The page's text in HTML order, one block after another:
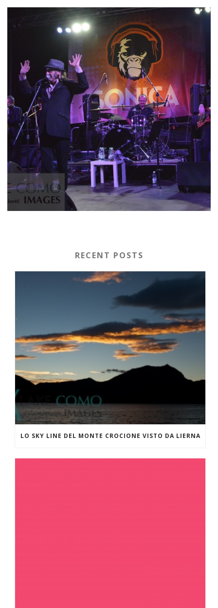
RECENT POSTS
LO SKY LINE DEL MONTE CROCIONE VISTO DA LIERNA